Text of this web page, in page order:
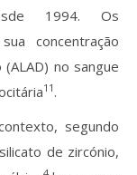
1994. Os
concentração
no sangue
11.
segundo
de zircónio,